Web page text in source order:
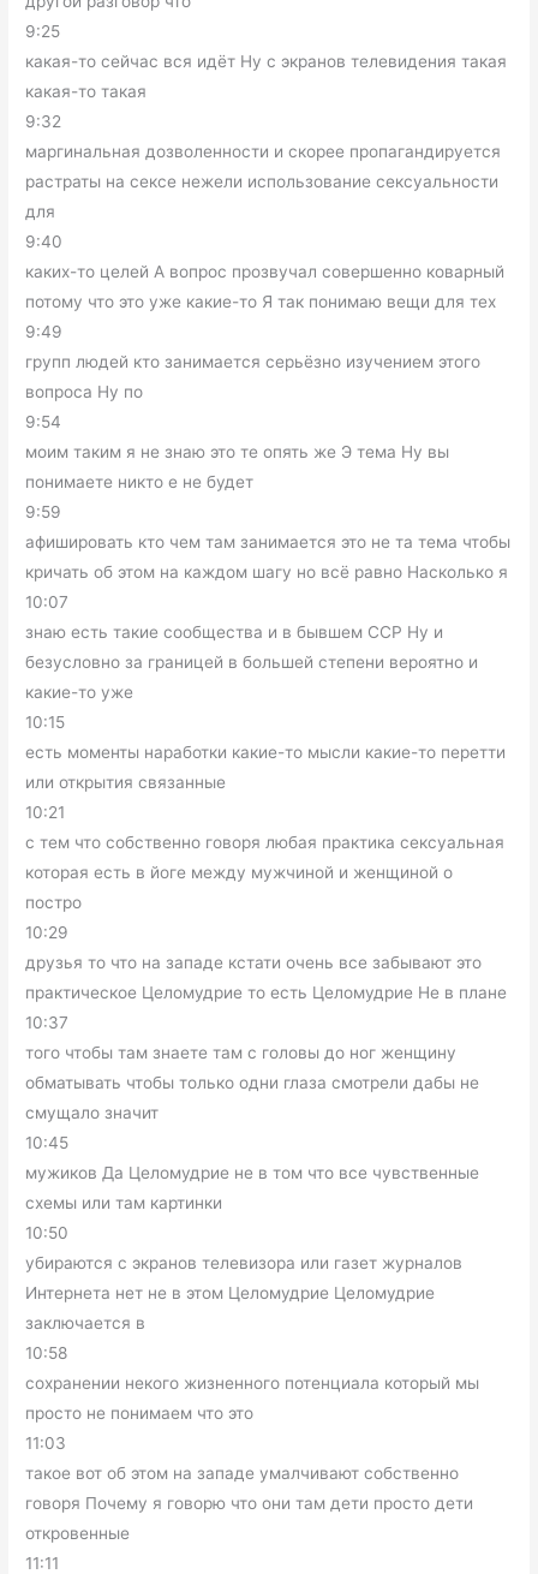
9:25
какая-то сейчас вся идёт Ну с экранов телевидения такая
какая-то такая
9:32
маргинальная дозволенности и скорее пропагандируется
растраты на сексе нежели использование сексуальности
для
9:40
каких-то целей А вопрос прозвучал совершенно коварный
потому что это уже какие-то Я так понимаю вещи для тех
9:49
групп людей кто занимается серьёзно изучением этого
вопроса Ну по
9:54
моим таким я не знаю это те опять же Э тема Ну вы
понимаете никто е не будет
9:59
афишировать кто чем там занимается это не та тема чтобы
кричать об этом на каждом шагу но всё равно Насколько я
10:07
знаю есть такие сообщества и в бывшем ССР Ну и
безусловно за границей в большей степени вероятно и
какие-то уже
10:15
есть моменты наработки какие-то мысли какие-то перетти
или открытия связанные
10:21
с тем что собственно говоря любая практика сексуальная
которая есть в йоге между мужчиной и женщиной о
постро
10:29
друзья то что на западе кстати очень все забывают это
практическое Целомудрие то есть Целомудрие Не в плане
10:37
того чтобы там знаете там с головы до ног женщину
обматывать чтобы только одни глаза смотрели дабы не
смущало значит
10:45
мужиков Да Целомудрие не в том что все чувственные
схемы или там картинки
10:50
убираются с экранов телевизора или газет журналов
Интернета нет не в этом Целомудрие Целомудрие
заключается в
10:58
сохранении некого жизненного потенциала который мы
просто не понимаем что это
11:03
такое вот об этом на западе умалчивают собственно
говоря Почему я говорю что они там дети просто дети
откровенные
11:11